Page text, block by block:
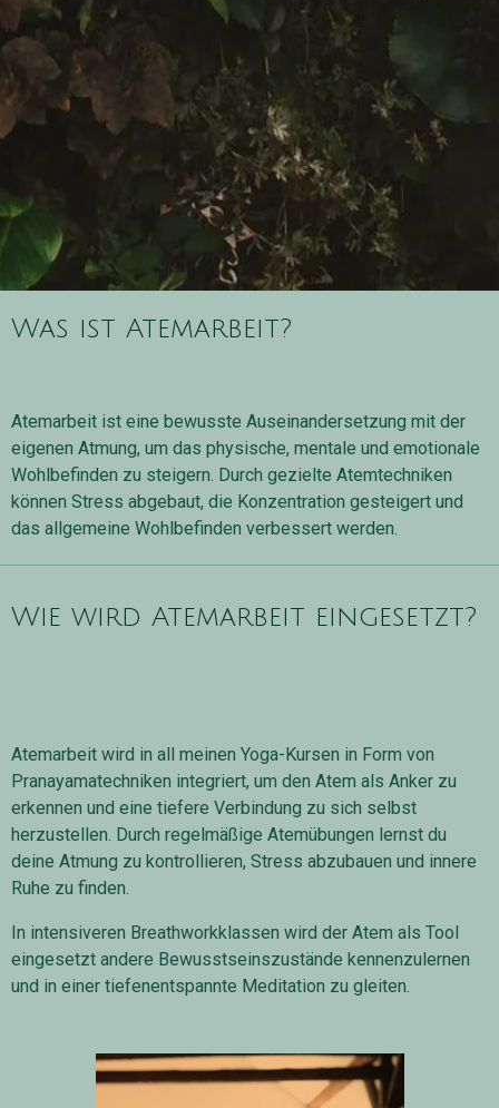
Was ist Atemarbeit?
Atemarbeit ist eine bewusste Auseinandersetzung mit der
eigenen Atmung, um das physische, mentale und emotionale
Wohlbefinden zu steigern. Durch gezielte Atemtechniken
können Stress abgebaut, die Konzentration gesteigert und
das allgemeine Wohlbefinden verbessert werden.
Wie wird Atemarbeit eingesetzt?
Atemarbeit wird in all meinen Yoga-Kursen in Form von
Pranayamatechniken integriert, um den Atem als Anker zu
erkennen und eine tiefere Verbindung zu sich selbst
herzustellen. Durch regelmäßige Atemübungen lernst du
deine Atmung zu kontrollieren, Stress abzubauen und innere
Ruhe zu finden.
In intensiveren Breathworkklassen wird der Atem als Tool
eingesetzt andere Bewusstseinszustände kennenzulernen
und in einer tiefenentspannte Meditation zu gleiten.